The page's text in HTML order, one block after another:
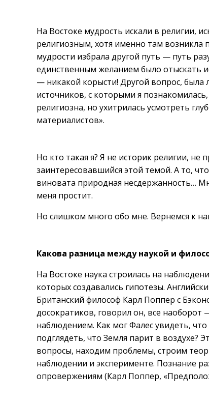
На Востоке мудрость искали в религии,
религиозным, хотя именно там возникла
мудрости избрала другой путь — путь
единственным желанием было отыскать
— никакой корысти! Другой вопрос, была
источников, с которыми я
религиозна, но ухитрилась усмотреть
материалистов».
Но кто такая я? Я не историк религии,
заинтересовавшийся этой темой. А то,
виновата природная несдержанность…
меня простит.
Но слишком много обо мне. Вернемся к
Какова разница между наукой и
На Востоке наука строилась на
которых создавались гипотезы.
Британский философ Карл Поппер с
досократиков, говорил он, все наоборот
наблюдением. Как мог Фалес увидеть,
подглядеть, что Земля парит в воздухе?
вопросы, находим проблемы, строим
наблюдении и эксперименте. Познание
опровержениям (Карл Поппер,